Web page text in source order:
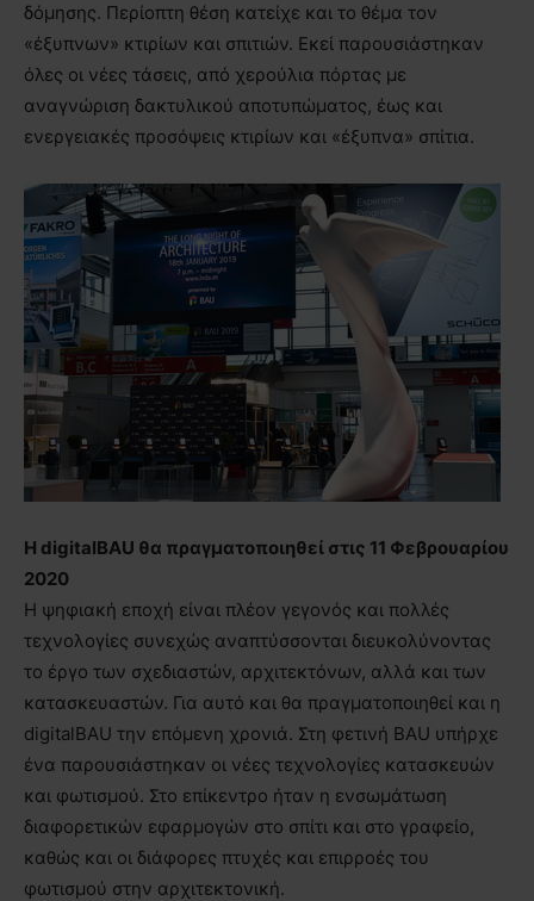
δόμησης. Περίοπτη θέση κατείχε και το θέμα τον
«έξυπνων» κτιρίων και σπιτιών. Εκεί παρουσιάστηκαν
όλες οι νέες τάσεις, από χερούλια πόρτας με
αναγνώριση δακτυλικού αποτυπώματος, έως και
ενεργειακές προσόψεις κτιρίων και «έξυπνα» σπίτια.
Η digitalBAU θα πραγματοποιηθεί στις 11 Φεβρουαρίου
2020
Η ψηφιακή εποχή είναι πλέον γεγονός και πολλές
τεχνολογίες συνεχώς αναπτύσσονται διευκολύνοντας
το έργο των σχεδιαστών, αρχιτεκτόνων, αλλά και των
κατασκευαστών. Για αυτό και θα πραγματοποιηθεί και η
digitalBAU την επόμενη χρονιά. Στη φετινή BAU υπήρχε
ένα παρουσιάστηκαν οι νέες τεχνολογίες κατασκευών
και φωτισμού. Στο επίκεντρο ήταν η ενσωμάτωση
διαφορετικών εφαρμογών στο σπίτι και στο γραφείο,
καθώς και οι διάφορες πτυχές και επιρροές του
φωτισμού στην αρχιτεκτονική.